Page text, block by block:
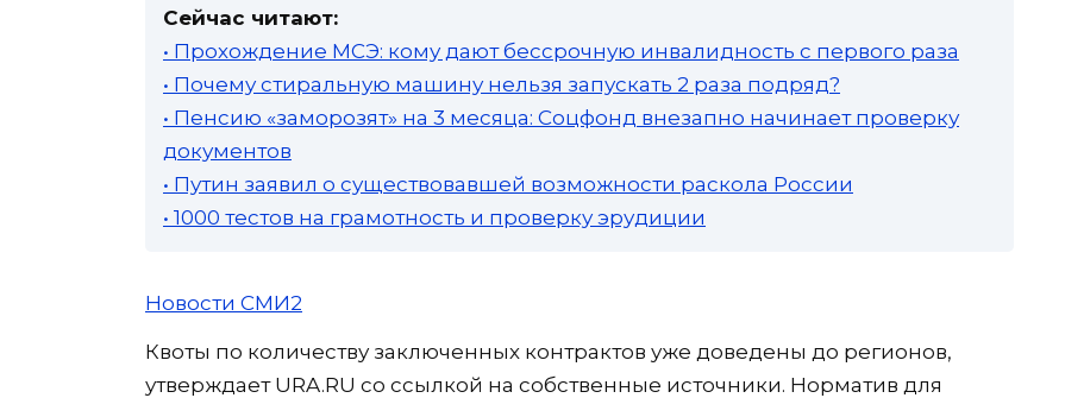
Сейчас читают:
• Прохождение МСЭ: кому дают бессрочную инвалидность с первого раза
• Почему стиральную машину нельзя запускать 2 раза подряд?
• Пенсию «заморозят» на 3 месяца: Соцфонд внезапно начинает проверку
документов
• Путин заявил о существовавшей возможности раскола России
• 1000 тестов на грамотность и проверку эрудиции
Новости СМИ2
Квоты по количеству заключенных контрактов уже доведены до регионов,
утверждает URA.RU со ссылкой на собственные источники. Норматив для